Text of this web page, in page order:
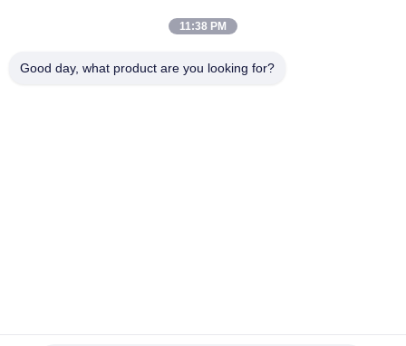
3435 αισθητήρων θερμοκρασίας NTC για το κλιματιστικό
11:38 PM
Good day, what product are you looking for?